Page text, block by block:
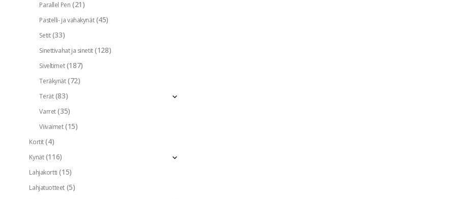
Parallel Pen (21)
Pastelli- ja vahakynät (45)
Setit (33)
Sinettivahat ja sinetit (128)
Siveltimet (187)
Teräkynät (72)
Terät (83)
Varret (35)
Viivaimet (15)
Kortit (4)
Kynät (116)
Lahjakortti (15)
Lahjatuotteet (5)